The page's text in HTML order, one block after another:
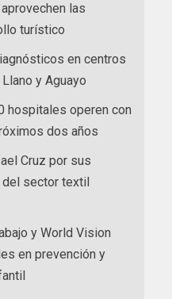
las
turístico
en centros
y Aguayo
hospitales operen con
dos años
Cruz por sus
sector textil
y World Vision
en prevención y